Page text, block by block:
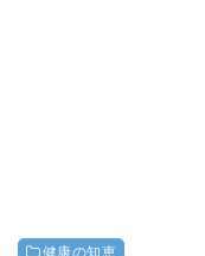
健康の知恵